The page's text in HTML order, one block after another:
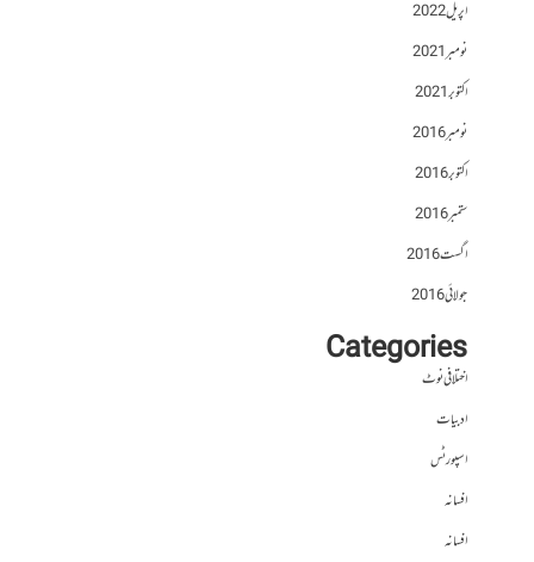
اپریل 2022
نومبر 2021
اکتوبر 2021
نومبر 2016
اکتوبر 2016
ستمبر 2016
اگست 2016
جولائی 2016
Categories
اختلافی نوٹ
ادبیات
اسپورٹس
افسانہ
افسانہ